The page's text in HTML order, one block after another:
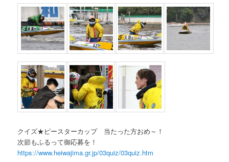
クイズ★ピースターカップ 当たった方おめ～！
次節もふるって御応募を！
https://www.heiwajima.gr.jp/03quiz/03quiz.htm